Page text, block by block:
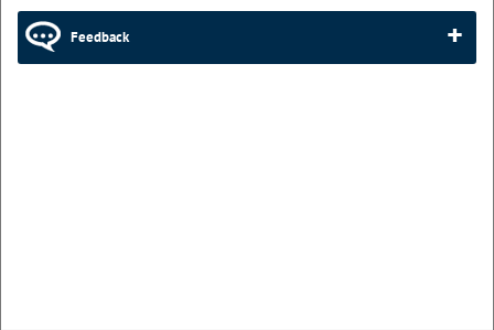
Feedback